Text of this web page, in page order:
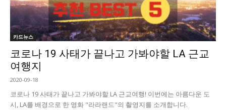
카드뉴스
코로나 19 사태가 끝나고 가봐야할 LA 근교
여행지
2020-09-18
코로나 19 사태가 끝나고 가봐야할 LA 근교여행! 이번에는 아름다운 도
시, LA를 배경으로 한 영화 "라라랜드"의 촬영지를 소개합니다.